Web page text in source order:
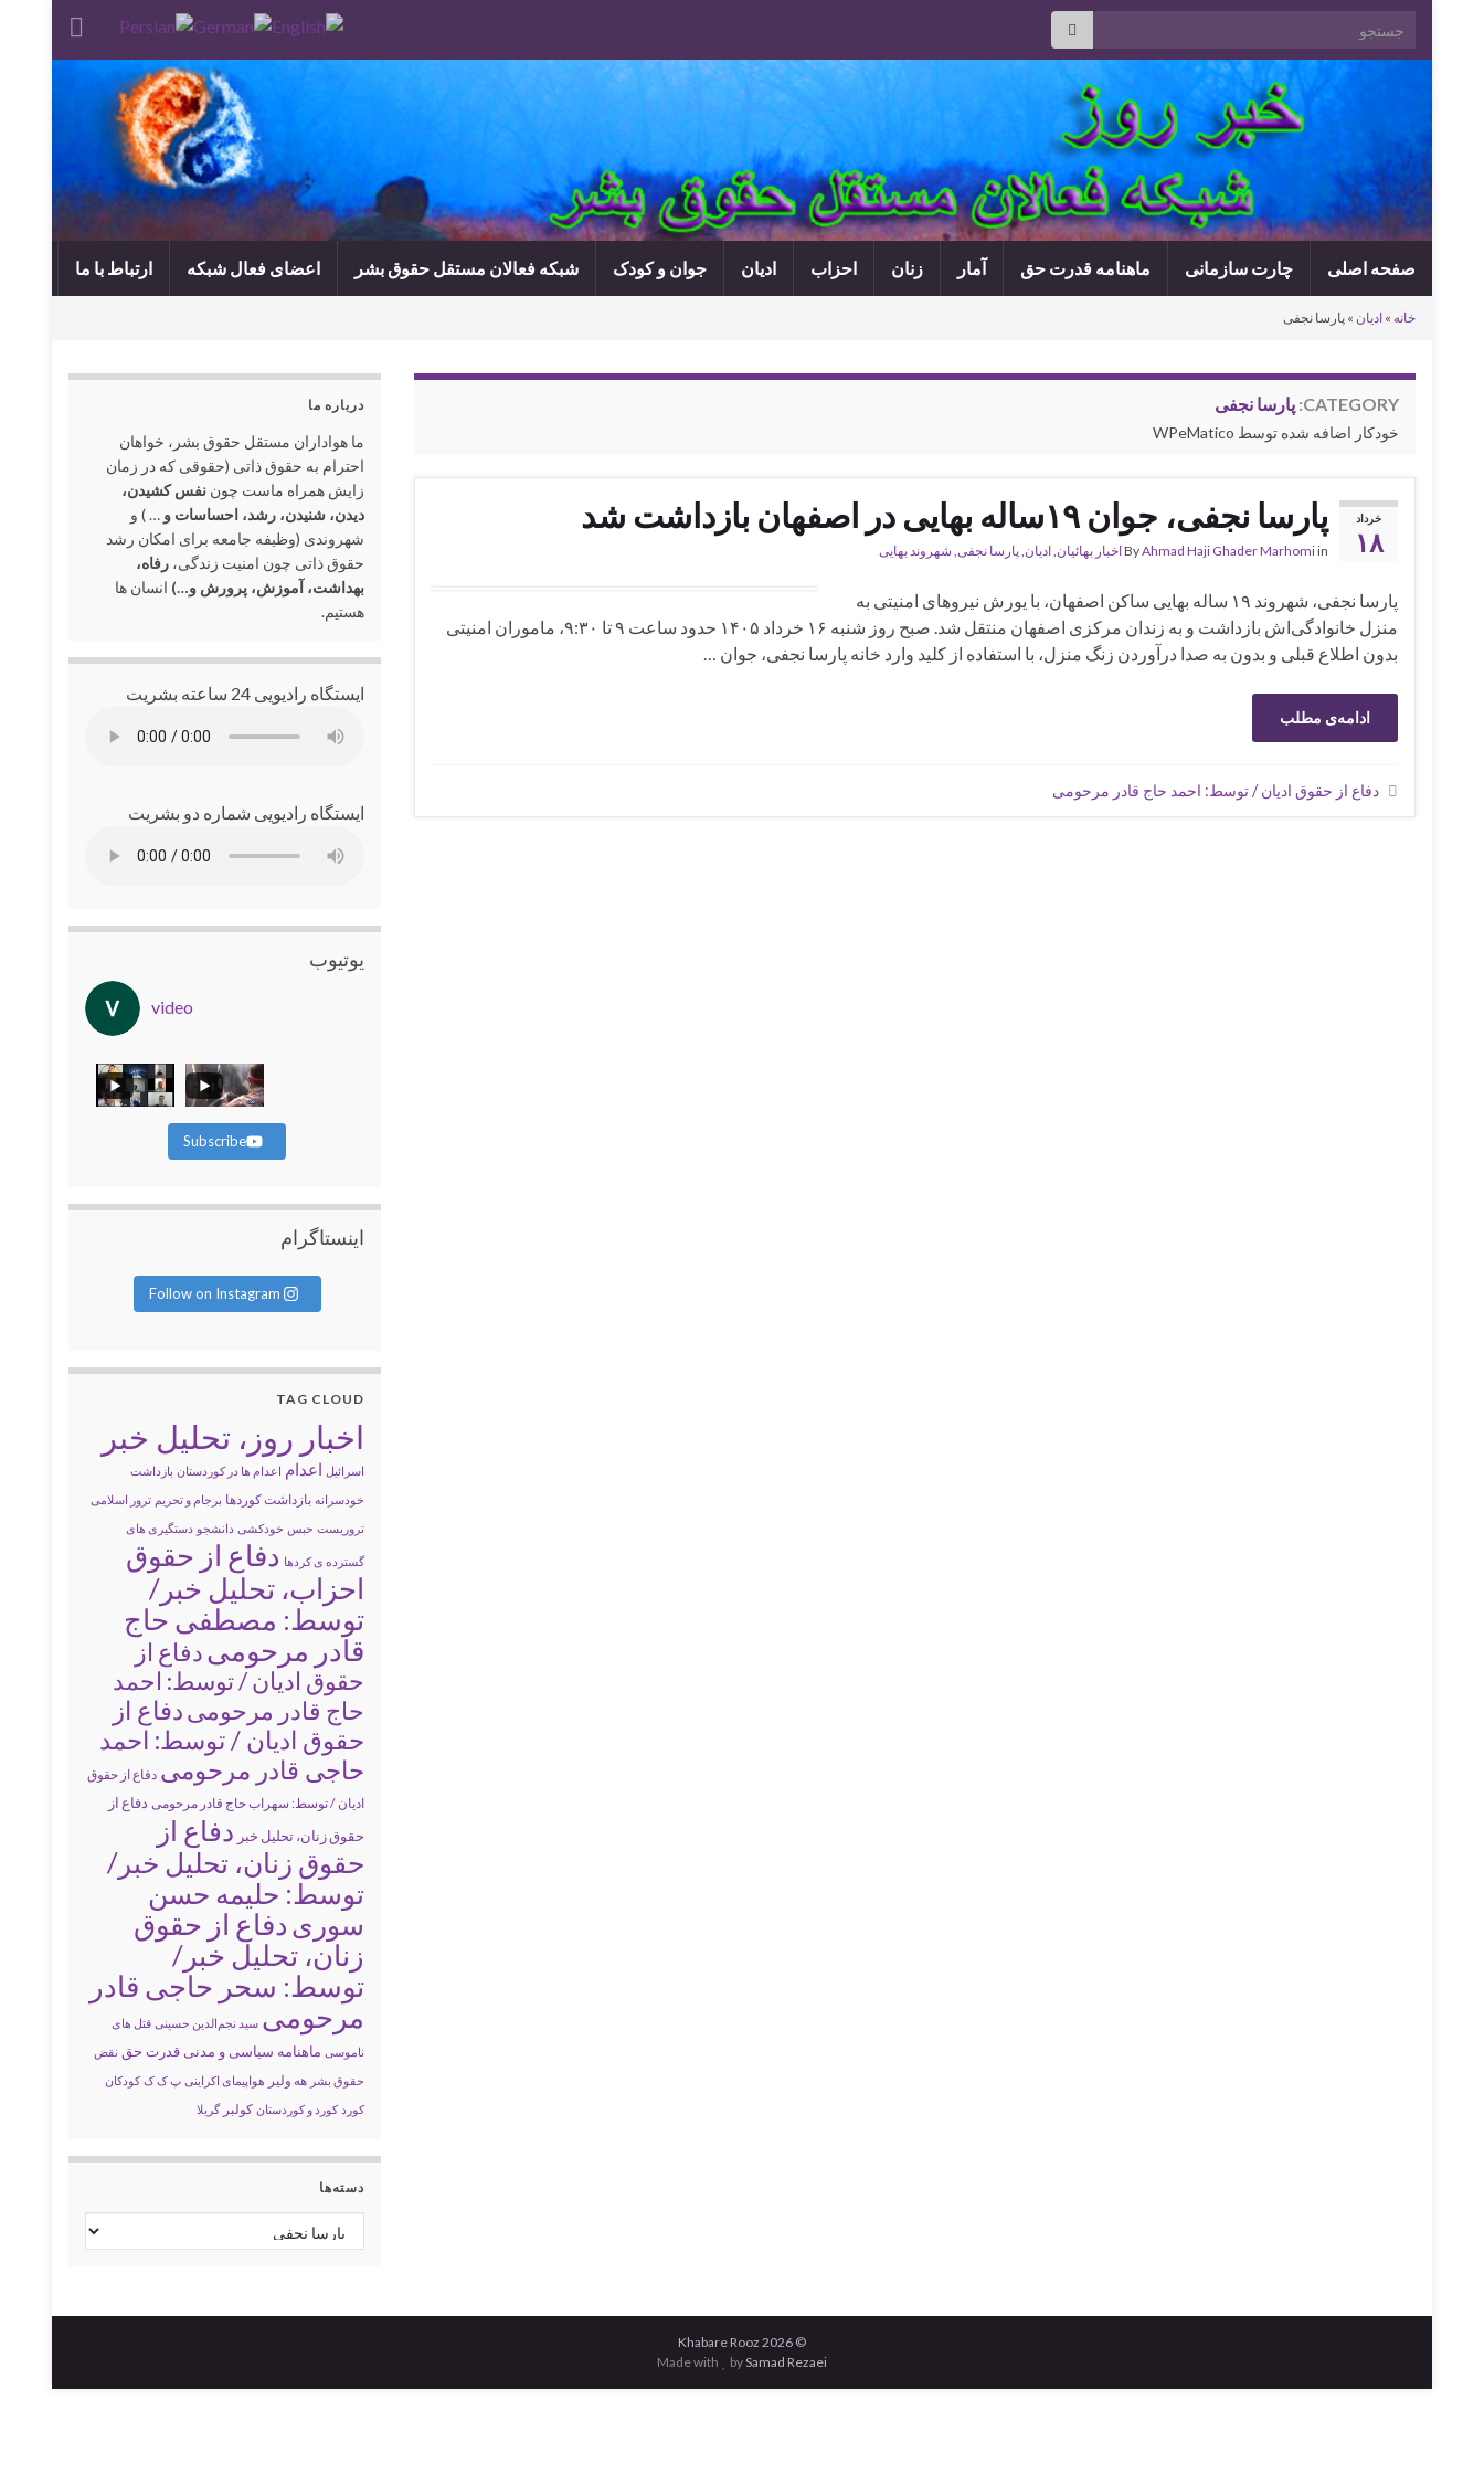
صفحه اصلی چارت سازمانی ماهنامه قدرت حق آمار زنان احزاب ادیان جوان و کودک شبکه فعالان مستقل حقوق بشر اعضای فعال شبکه ارتباط با ما
خانه » ادیان » پارسا نجفی
CATEGORY: پارسا نجفی
خودکار اضافه شده توسط WPeMatico
خرداد
۱۸
پارسا نجفی، جوان ۱۹ساله بهایی در اصفهان بازداشت شد
ByAhmad Haji Ghader Marhomiin اخبار بهائیان,ادیان,پارسا نجفی, شهروند بهایی
پارسا نجفی، شهروند ۱۹ ساله بهایی ساکن اصفهان، با یورش نیروهای امنیتی به
منزل خانوادگی‌اش بازداشت و به زندان مرکزی اصفهان منتقل شد. صبح روز شنبه ۱۶ خرداد ۱۴۰۵ حدود ساعت ۹ تا ۹:۳۰، ماموران امنیتی
بدون اطلاع قبلی و بدون به صدا درآوردن زنگ منزل، با استفاده از کلید وارد خانه پارسا نجفی، جوان …
ادامه‌ی مطلب
دفاع از حقوق ادیان / توسط: احمد حاج قادر مرحومی
درباره ما
ما هواداران مستقل حقوق بشر، خواهان
احترام به حقوق ذاتی (حقوقی که در زمان
زایش همراه ماست چوننفس کشیدن،
دیدن، شنیدن، رشد، احساسات و … ) و
شهروندی (وظیفه جامعه برای امکان رشد
حقوق ذاتی چون امنیت زندگی،رفاه،
بهداشت، آموزش، پرورش و…) انسان ها
هستیم.
ایستگاه رادیویی 24 ساعته بشریت
ایستگاه رادیویی شماره دو بشریت
یوتیوب
video
Subscribe
اینستاگرام
Follow on Instagram
TAG CLOUD
اخبار روز، تحلیل خبر
اسرائیل اعدام اعدام ها در کوردستان بازداشت
خودسرانه بازداشت کوردها برجام و تحریم ترور اسلامی
تروریست حبس خودکشی دانشجو دستگیری های
گسترده ی کردها دفاع از حقوق
احزاب، تحلیل خبر/
توسط: مصطفی حاج
قادر مرحومیدفاع از
حقوق ادیان / توسط: احمد
حاج قادر مرحومیدفاع از
حقوق ادیان / توسط: احمد
حاجی قادر مرحومی دفاع از حقوق
ادیان / توسط: سهراب حاج قادر مرحومی دفاع از
حقوق زنان، تحلیل خبر دفاع از
حقوق زنان، تحلیل خبر/
توسط: حلیمه حسن
سوری دفاع از حقوق
زنان، تحلیل خبر/
توسط: سحر حاجی قادر
مرحومی سید نجم‌الدین حسینی قتل های
ناموسی ماهنامه سیاسی و مدنی قدرت حق نقض
حقوق بشر هه ولیر هواپیمای اکراینی پ ک ک کودکان
کورد کورد و کوردستان کولبر گریلا
دسته‌ها
دسته‌ها
© 2026 Khabare Rooz
Made with
bySamad Rezaei